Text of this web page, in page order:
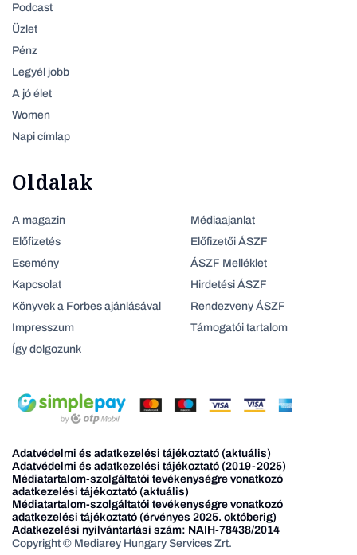
Podcast
Üzlet
Pénz
Legyél jobb
A jó élet
Women
Napi címlap
Oldalak
A magazin
Előfizetés
Esemény
Kapcsolat
Könyvek a Forbes ajánlásával
Impresszum
Így dolgozunk
Médiaajanlat
Előfizetői ÁSZF
ÁSZF Melléklet
Hirdetési ÁSZF
Rendezveny ÁSZF
Támogatói tartalom
Adatvédelmi és adatkezelési tájékoztató (aktuális)
Adatvédelmi és adatkezelési tájékoztató (2019-2025)
Médiatartalom-szolgáltatói tevékenységre vonatkozó
adatkezelési tájékoztató (aktuális)
Médiatartalom-szolgáltatói tevékenységre vonatkozó
adatkezelési tájékoztató (érvényes 2025. októberig)
Adatkezelési nyilvántartási szám: NAIH-78438/2014
Copyright © Mediarey Hungary Services Zrt.